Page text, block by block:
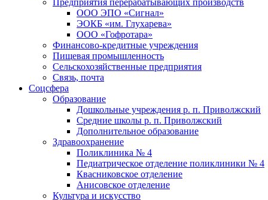
Предприятия перерабатывающих производств
ООО ЭПО «Сигнал»
ЭОКБ «им. Глухарева»
ООО «Гофротара»
Финансово-кредитные учреждения
Пищевая промышленность
Сельскохозяйственные предприятия
Связь, почта
Соцсфера
Образование
Дошкольные учреждения р. п. Приволжский
Средние школы р. п. Приволжский
Дополнительное образование
Здравоохранение
Поликлиника № 4
Педиатрическое отделение поликлиники № 4
Квасниковское отделение
Анисовское отделение
Культура и искусство